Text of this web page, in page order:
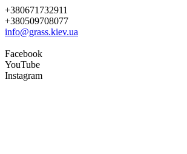
+380671732911
+380509708077
info@grass.kiev.ua
Facebook
YouTube
Instagram